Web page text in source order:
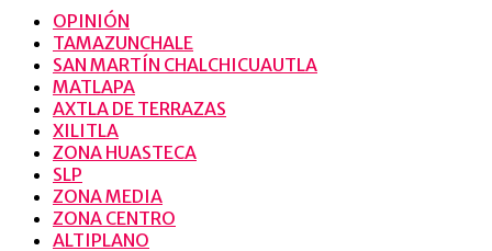
OPINIÓN
TAMAZUNCHALE
SAN MARTÍN CHALCHICUAUTLA
MATLAPA
AXTLA DE TERRAZAS
XILITLA
ZONA HUASTECA
SLP
ZONA MEDIA
ZONA CENTRO
ALTIPLANO